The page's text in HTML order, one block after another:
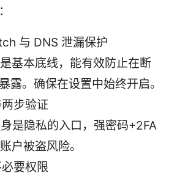
与 DNS 泄漏保护
基本底线，能有效防止在断
露。确保在设置中始终开启。
步验证
是隐私的入口，强密码+2FA
户被盗风险。
要权限